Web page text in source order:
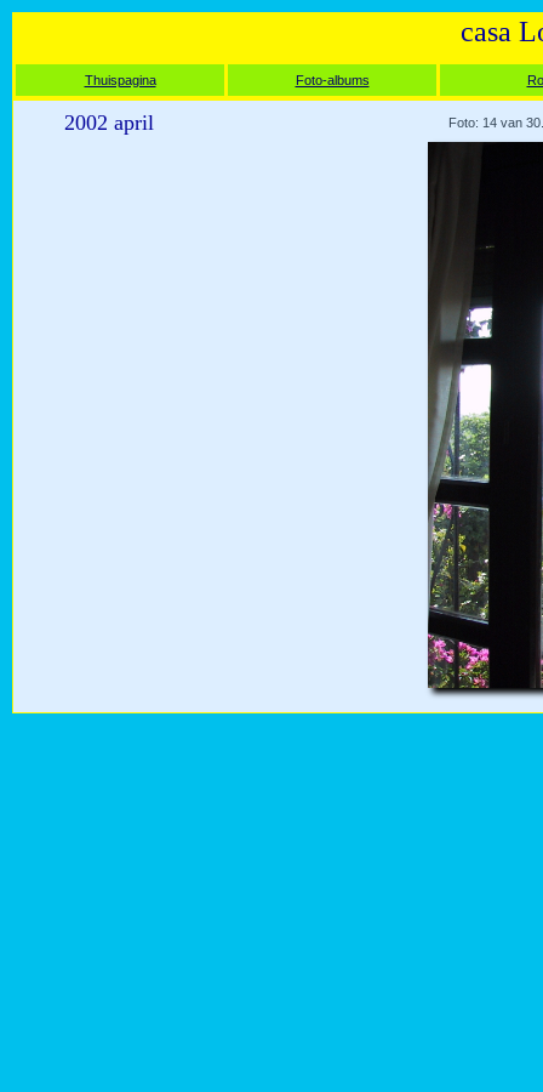
casa
Thuispagina Foto-albums
2002 april Foto: 14 van 30.